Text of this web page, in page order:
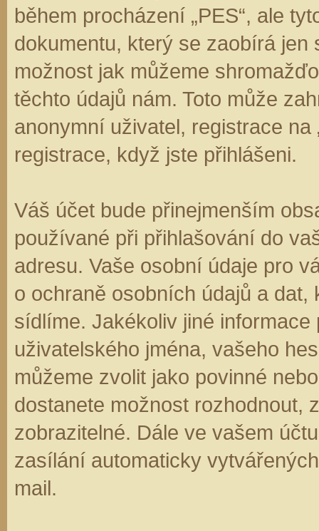
během procházení „PES“, ale
dokumentu, který se zaobírá jen
možnost jak můžeme
těchto údajů nám. Toto může
anonymní uživatel, registrace
registrace, když jste přihlášeni.
Váš účet bude přinejmenším
používané při přihlašování do
adresu. Vaše osobní údaje pro
o ochraně osobních údajů a
sídlíme. Jakékoliv jiné informace
uživatelského jména, vašeho
můžeme zvolit jako povinné
dostanete možnost rozhodnout,
zobrazitelné. Dále ve vašem
zasílání automaticky
mail.